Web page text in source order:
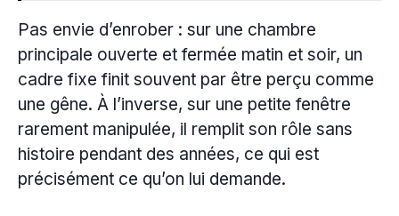
Pas envie d’enrober : sur une chambre
principale ouverte et fermée matin et soir, un
cadre fixe finit souvent par être perçu comme
une gêne. À l’inverse, sur une petite fenêtre
rarement manipulée, il remplit son rôle sans
histoire pendant des années, ce qui est
précisément ce qu’on lui demande.